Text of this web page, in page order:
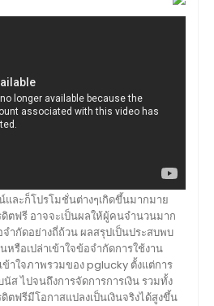
ละก็โปรโมชั่นต่างๆเกิดขึ้นมากมาย
ตฟรี อาจจะเป็นผลให้ผู้คนจำนวนมาก
ำกัดอย่างถี่ถ้วน ผลสรุปเป็นประสบพบ
หรือเปล่าเข้าใจข้อจำกัดการใช้งาน
าใจภาพรวมของ pglucky ตั้งแต่การ
ส ไปจนถึงการจัดการการเงิน รวมทั้ง
ตฟรีมีโอกาสแปลงเป็นเงินจริงได้สูงขึ้น